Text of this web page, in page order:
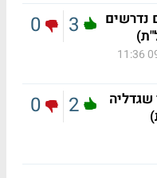
נדרשים
3
0
שגדליה
2
0